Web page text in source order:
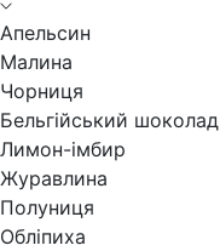
Апельсин
Малина
Чорниця
Бельгійський шоколад
Лимон-імбир
Журавлина
Полуниця
Обліпиха